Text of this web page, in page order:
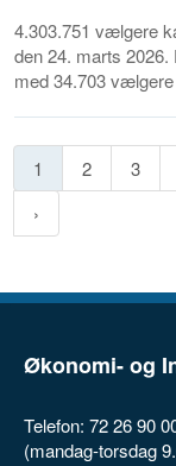
4.303.751 vælgere
den 24. marts
med 34.703
1 2 3
Økonomi- og
Telefon: 72 26 90
(mandag-torsdag